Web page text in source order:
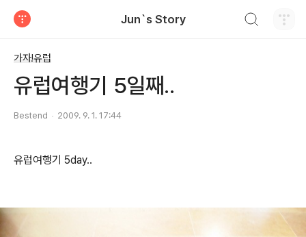
Jun`s Story
가자!유럽
유럽여행기 5일째..
Bestend 2009. 9. 1. 17:44
유럽여행기 5day..